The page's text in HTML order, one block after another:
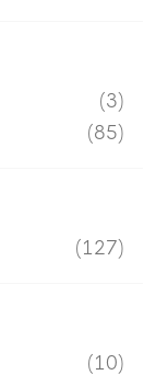
3
85
127
10